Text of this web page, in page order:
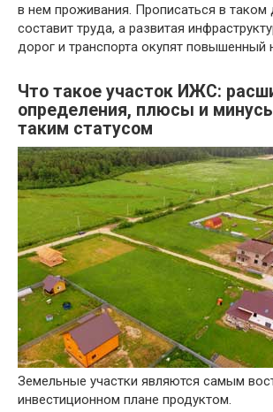
в нем проживания. Прописаться в таком
составит труда, а развитая
дорог и транспорта окупят повышенный
Что такое участок ИЖС:
определения, плюсы и
таким статусом
Земельные участки являются самым
инвестиционном плане продуктом.